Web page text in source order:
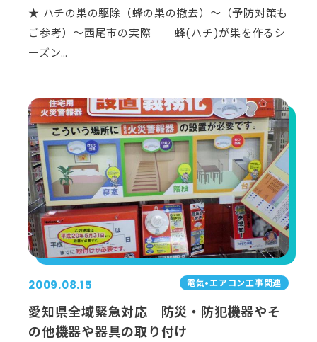
★ ハチの巣の駆除（蜂の巣の撤去）～（予防対策も
ご参考）～西尾市の実際 蜂(ハチ)が巣を作るシ
ーズン…
2009.08.15 電気•エアコン⼯事関連
愛知県全域緊急対応 防災・防犯機器やそ
の他機器や器具の取り付け